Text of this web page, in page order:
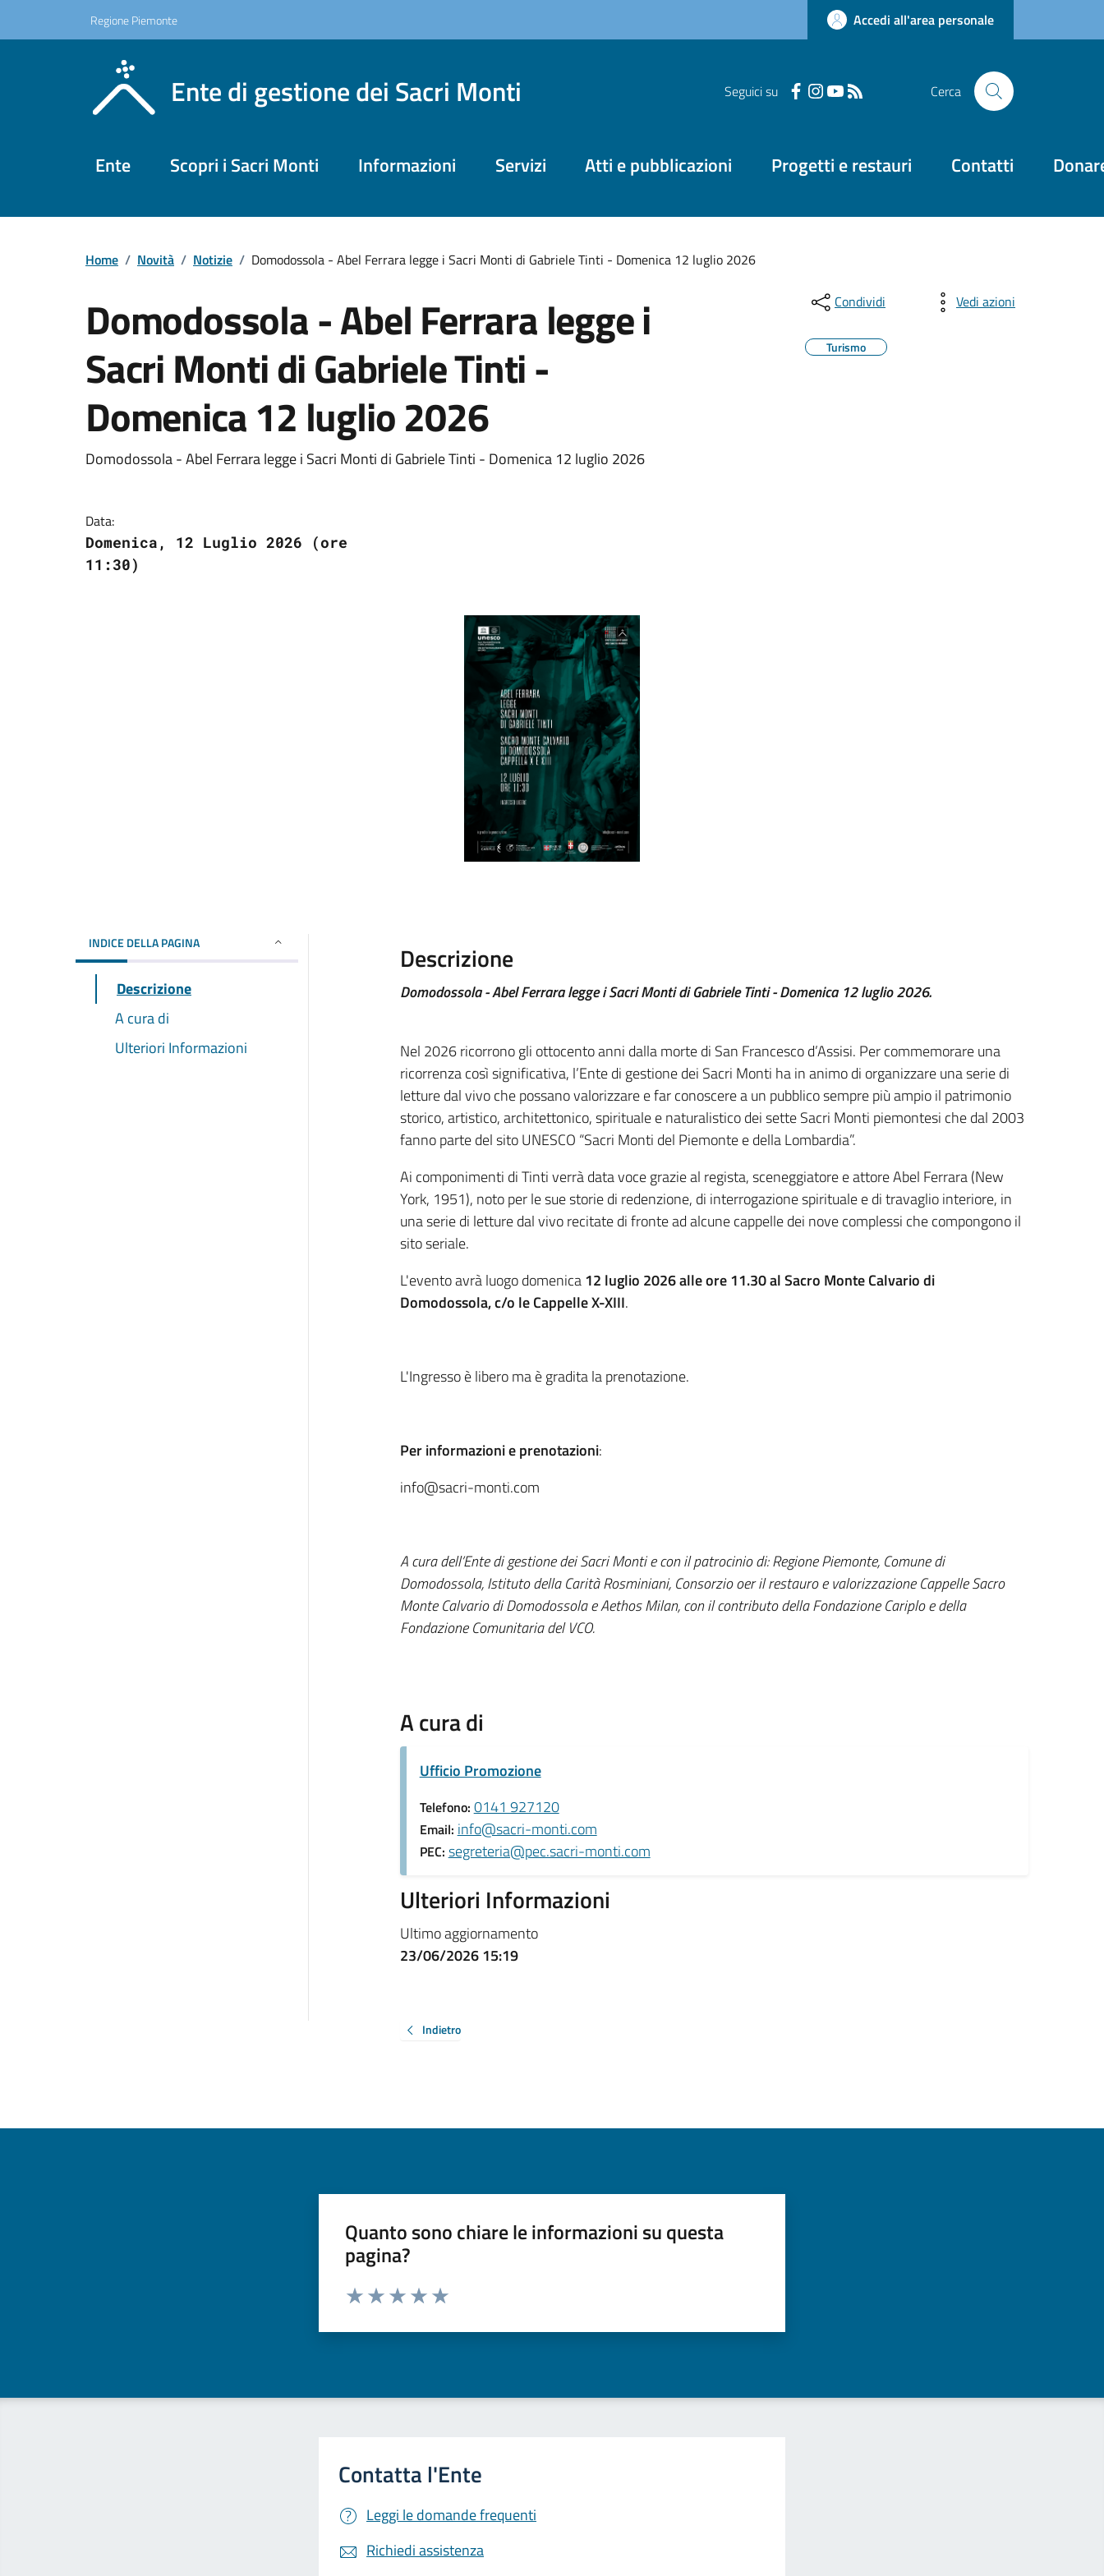
Regione Piemonte Accedi all'area personale
Ente di gestione dei Sacri Monti Seguici su Cerca
Ente Scopri i Sacri Monti Informazioni Servizi Atti e pubblicazioni Progetti e restauri Contatti
Home / Novità / Notizie / Domodossola - Abel Ferrara legge i Sacri Monti di Gabriele Tinti - Domenica 12 luglio 2026
Domodossola - Abel Ferrara legge i
Sacri Monti di Gabriele Tinti -
Domenica 12 luglio 2026
Domodossola - Abel Ferrara legge i Sacri Monti di Gabriele Tinti - Domenica 12 luglio 2026
Data:
Domenica, 12 Luglio 2026 (ore
11:30)
Condividi Vedi azioni
Turismo
INDICE DELLA PAGINA
Descrizione
A cura di
Ulteriori Informazioni
Descrizione
Domodossola - Abel Ferrara legge i Sacri Monti di Gabriele Tinti - Domenica 12 luglio 2026.
Nel 2026 ricorrono gli ottocento anni dalla morte di San Francesco d’Assisi. Per commemorare una
ricorrenza così significativa, l’Ente di gestione dei Sacri Monti ha in animo di organizzare una serie di
letture dal vivo che possano valorizzare e far conoscere a un pubblico sempre più ampio il patrimonio
storico, artistico, architettonico, spirituale e naturalistico dei sette Sacri Monti piemontesi che dal 2003
fanno parte del sito UNESCO “Sacri Monti del Piemonte e della Lombardia”.
Ai componimenti di Tinti verrà data voce grazie al regista, sceneggiatore e attore Abel Ferrara (New
York, 1951), noto per le sue storie di redenzione, di interrogazione spirituale e di travaglio interiore, in
una serie di letture dal vivo recitate di fronte ad alcune cappelle dei nove complessi che compongono il
sito seriale.
L'evento avrà luogo domenica12 luglio 2026 alle ore 11.30 al Sacro Monte Calvario di
Domodossola, c/o le Cappelle X-XIII.
L'Ingresso è libero ma è gradita la prenotazione.
Per informazioni e prenotazioni:
info@sacri-monti.com
A cura dell’Ente di gestione dei Sacri Monti e con il patrocinio di: Regione Piemonte, Comune di
Domodossola, Istituto della Carità Rosminiani, Consorzio oer il restauro e valorizzazione Cappelle Sacro
Monte Calvario di Domodossola e Aethos Milan, con il contributo della Fondazione Cariplo e della
Fondazione Comunitaria del VCO.
A cura di
Ufficio Promozione
Telefono: 0141 927120
Email: info@sacri-monti.com
PEC: segreteria@pec.sacri-monti.com
Ulteriori Informazioni
Ultimo aggiornamento
23/06/2026 15:19
Indietro
Quanto sono chiare le informazioni su questa
pagina?
Valuta da 1 a 5 stelle la pagina
Leggi le domande frequenti
Richiedi assistenza